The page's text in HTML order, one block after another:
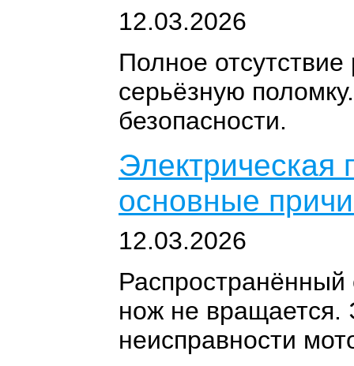
12.03.2026
Полное отсутствие
серьёзную
безопасности.
Электрическая
основные
12.03.2026
нож не вращается.
неисправности